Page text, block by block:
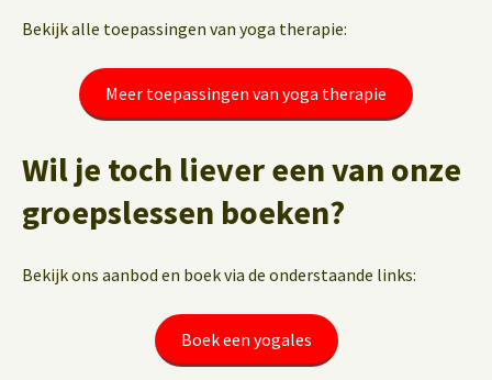
Bekijk alle toepassingen van yoga therapie:
Meer toepassingen van yoga therapie
Wil je toch liever een van onze
groepslessen boeken?
Bekijk ons aanbod en boek via de onderstaande links:
Boek een yogales